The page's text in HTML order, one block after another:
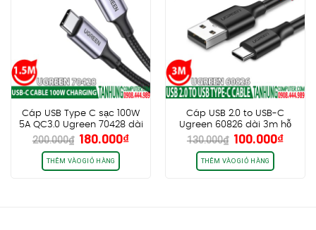
Cáp USB Type C sạc 100W
5A QC3.0 Ugreen 70428 dài
1.5m chính hãng cao cấp
200.000₫ Giá
gốc
là:
200.000₫.
180.000₫Giá
THÊM VÀO GIỎ HÀNG
Cáp USB 2.0 to USB-C
Ugreen 60826 dài 3m hỗ
trợ sạc 3A
130.000₫ Giá
gốc
là:
130.000₫.
100.000₫Giá
THÊM VÀO GIỎ HÀNG